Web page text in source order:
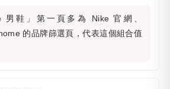
男鞋」第一頁多為 Nike 官網、
的品牌篩選頁，代表這個組合值